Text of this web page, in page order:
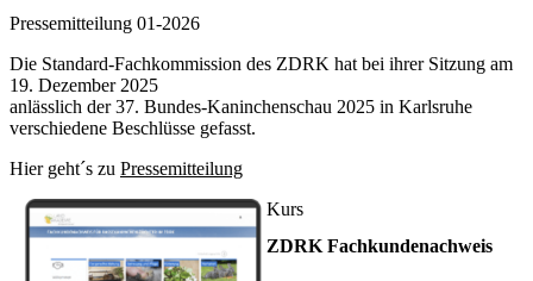
Pressemitteilung 01-2026
Die Standard-Fachkommission des ZDRK hat bei ihrer Sitzung am
19. Dezember 2025
anlässlich der 37. Bundes-Kaninchenschau 2025 in Karlsruhe
verschiedene Beschlüsse gefasst.
Hier geht´s zu Pressemitteilung
Kurs
ZDRK Fachkundenachweis